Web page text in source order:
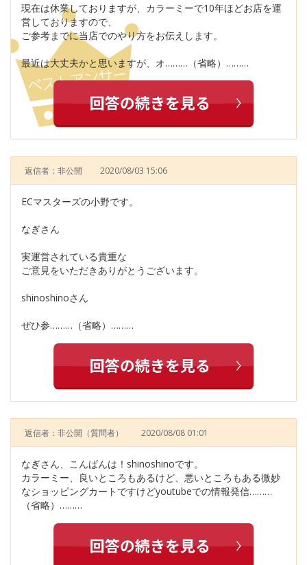
現在は休業しておりますが、カラーミーで10年ほどお店を運
営しておりますので、
ご参考までに当店でのやり方をお伝えします。
最近は大丈夫かと思いますが、オ………（省略）………
返信者：非公開 2020/08/03 15:06
ECマスターズの小野です。
なぎさん
実運営されている貴重な
ご意見をいただきありがとうございます。
shinoshinoさん
ぜひ参………（省略）………
返信者：非公開 （質問者） 2020/08/08 01:01
なぎさん、こんばんは！shinoshinoです。
カラーミー、良いところもあるけど、悪いところもある微妙
なショッピングカートですけどyoutubeでの情報発信………
（省略）………